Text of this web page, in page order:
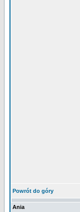
Powrót do góry
Ania